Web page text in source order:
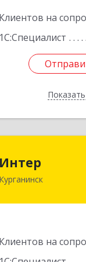
Клиентов на
1С:Специалист
Интер
Курганинск
Клиентов на
352430,